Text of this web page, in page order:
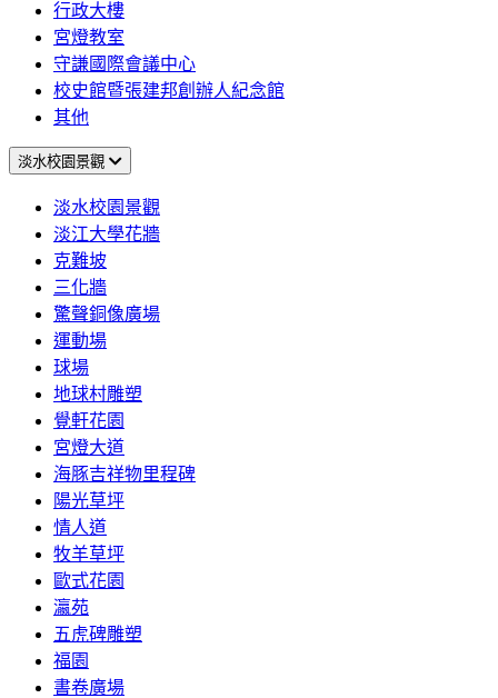
行政大樓
宮燈教室
守謙國際會議中心
校史館暨張建邦創辦人紀念館
其他
淡水校園景觀
淡水校園景觀
淡江大學花牆
克難坡
三化牆
驚聲銅像廣場
運動場
球場
地球村雕塑
覺軒花園
宮燈大道
海豚吉祥物里程碑
陽光草坪
情人道
牧羊草坪
歐式花園
瀛苑
五虎碑雕塑
福園
書卷廣場